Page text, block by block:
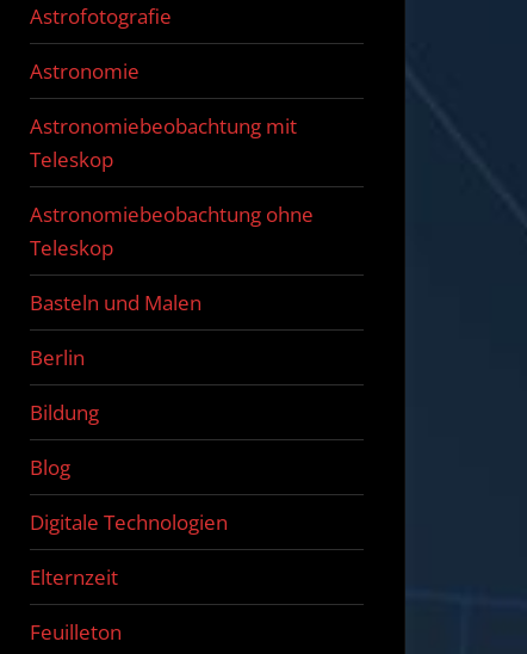
Astrofotografie
Astronomie
Astronomiebeobachtung mit
Teleskop
Astronomiebeobachtung ohne
Teleskop
Basteln und Malen
Berlin
Bildung
Blog
Digitale Technologien
Elternzeit
Feuilleton